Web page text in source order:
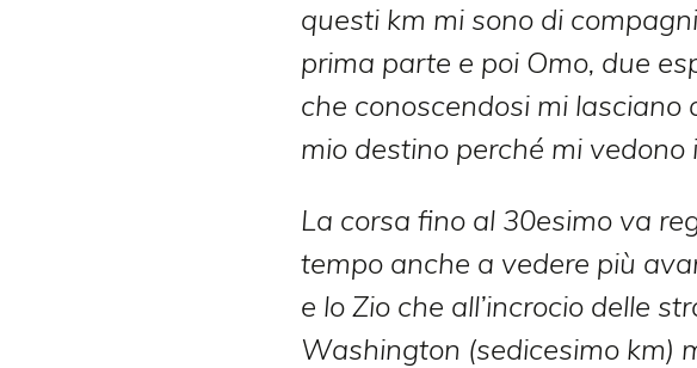
questi km mi sono di
prima parte e poi Omo, due
che conoscendosi mi lasciano
mio destino perché mi vedono
La corsa fino al 30esimo va
tempo anche a vedere più
e lo Zio che all’incrocio delle
Washington (sedicesimo km)